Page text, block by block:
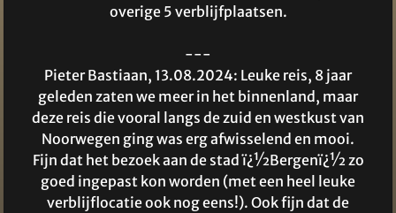
overige 5 verblijfplaatsen.
---
Pieter Bastiaan, 13.08.2024: Leuke reis, 8 jaar
geleden zaten we meer in het binnenland, maar
deze reis die vooral langs de zuid en westkust van
Noorwegen ging was erg afwisselend en mooi.
Fijn dat het bezoek aan de stad ï¿½Bergenï¿½ zo
goed ingepast kon worden (met een heel leuke
verblijflocatie ook nog eens!). Ook fijn dat de